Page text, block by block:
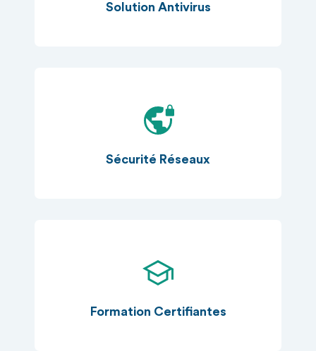
Solution Antivirus
Sécurité Réseaux
Formation Certifiantes